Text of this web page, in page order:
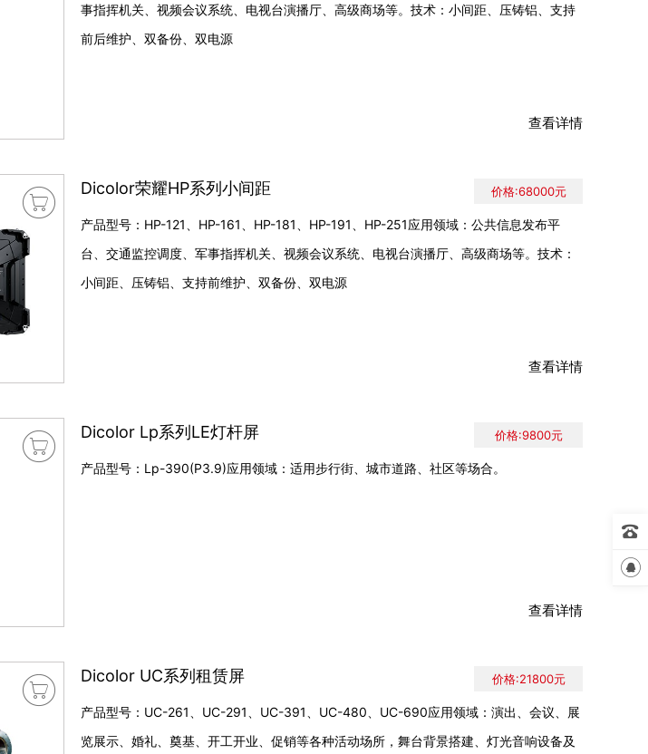
事指挥机关、视频会议系统、电视台演播厅、高级商场等。技术：小间距、压铸铝、支持
前后维护、双备份、双电源
查看详情
 Dicolor荣耀HP系列小间距
产品型号：HP-121、HP-161、HP-181、HP-191、HP-251应用领域：公共信息发布平
台、交通监控调度、军事指挥机关、视频会议系统、电视台演播厅、高级商场等。技术：
小间距、压铸铝、支持前维护、双备份、双电源
价格:68000元
查看详情
 Dicolor Lp系列LE灯杆屏
产品型号：Lp-390(P3.9)应用领域：适用步行街、城市道路、社区等场合。
价格:9800元
查看详情
 Dicolor UC系列租赁屏
产品型号：UC-261、UC-291、UC-391、UC-480、UC-690应用领域：演出、会议、展
览展示、婚礼、奠基、开工开业、促销等各种活动场所，舞台背景搭建、灯光音响设备及
价格:21800元

